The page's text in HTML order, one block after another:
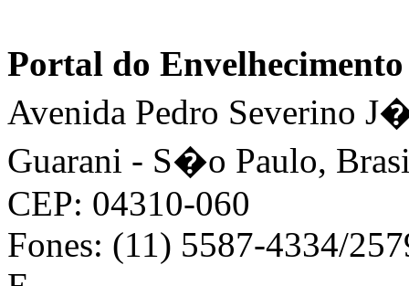
Portal do
Avenida Pedro Severino
Guarani - S�o Paulo,
CEP: 04310-060
Fones: (11) 5587-4334/